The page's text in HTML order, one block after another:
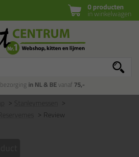
0 producten
in winkelwagen
bezorging in NL & BEvanaf75,-
Review